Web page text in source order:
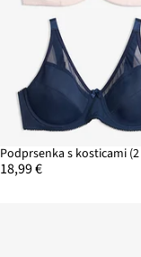
18,99 €